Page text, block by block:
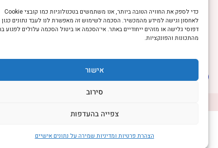
כדי לספק את החוויה הטובה ביותר, אנו משתמשים בטכנולוגיות כמו קובצי Cookie
לאחסון וגישה למידע מהמכשיר. הסכמה לשימוש זה מאפשרת לנו לעבד נתונים כגון
דפוסי גלישה או מזהים ייחודיים באתר. אי־הסכמה או ביטול הסכמה עלולים לפגוע בחלק
מהתכונות והפונקציות.
אישור
סירוב
צפייה בהעדפות
הצהרת פרטיות ומדיניות שמירה על נתונים אישיים
מידע
תקנון
הרשמה לניוזלטר